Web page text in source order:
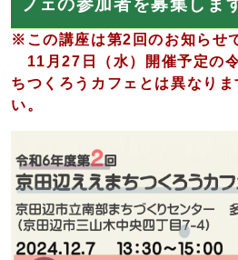
※この講座は第2回のお知らせ
11月27日（水）開催予定の
ちつくろうカフェとは異なり
い。